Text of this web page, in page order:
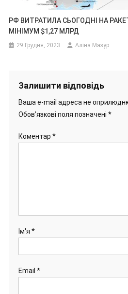
РФ ВИТРАТИЛА СЬОГОДНІ НА
МІНІМУМ $1,27 МЛРД
29 Грудня, 2023 Аліна Мазур
Залишити відповідь
Ваша e-mail адреса не
Обов’язкові поля позначені *
Коментар *
Ім'я *
Email *